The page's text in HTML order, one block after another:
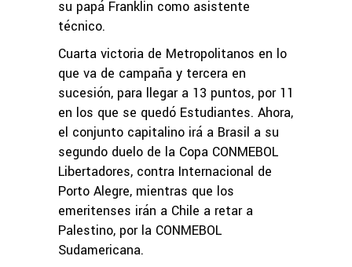
su papá Franklin como asistente
técnico.
Cuarta victoria de Metropolitanos en lo
que va de campaña y tercera en
sucesión, para llegar a 13 puntos, por 11
en los que se quedó Estudiantes. Ahora,
el conjunto capitalino irá a Brasil a su
segundo duelo de la Copa CONMEBOL
Libertadores, contra Internacional de
Porto Alegre, mientras que los
emeritenses irán a Chile a retar a
Palestino, por la CONMEBOL
Sudamericana.